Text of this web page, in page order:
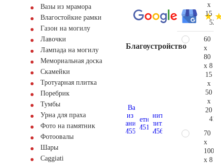
Вазы из мрамора
Влагостойкие рамки
Газон на могилу
Лавочки
Лампада на могилу
Мемориальная доска
Скамейки
Тротуарная плитка
Поребрик
Тумбы
Урна для праха
Фото на памятник
Фотоовалы
Шары
Сaggiati
Благоустройство
x
15
60
x
80
x 8
15
x
50
x
20
70
x
100
x 8